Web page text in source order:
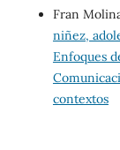
Fran
niñez,
Enfoques
contextos